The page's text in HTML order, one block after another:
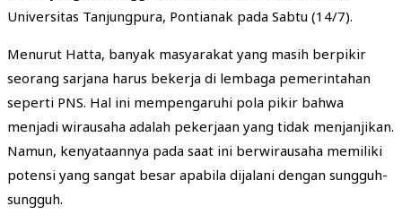
Universitas Tanjungpura, Pontianak pada Sabtu (14/7).
Menurut Hatta, banyak masyarakat yang masih berpikir
seorang sarjana harus bekerja di lembaga pemerintahan
seperti PNS. Hal ini mempengaruhi pola pikir bahwa
menjadi wirausaha adalah pekerjaan yang tidak menjanjikan.
Namun, kenyataannya pada saat ini berwirausaha memiliki
potensi yang sangat besar apabila dijalani dengan sungguh-
sungguh.